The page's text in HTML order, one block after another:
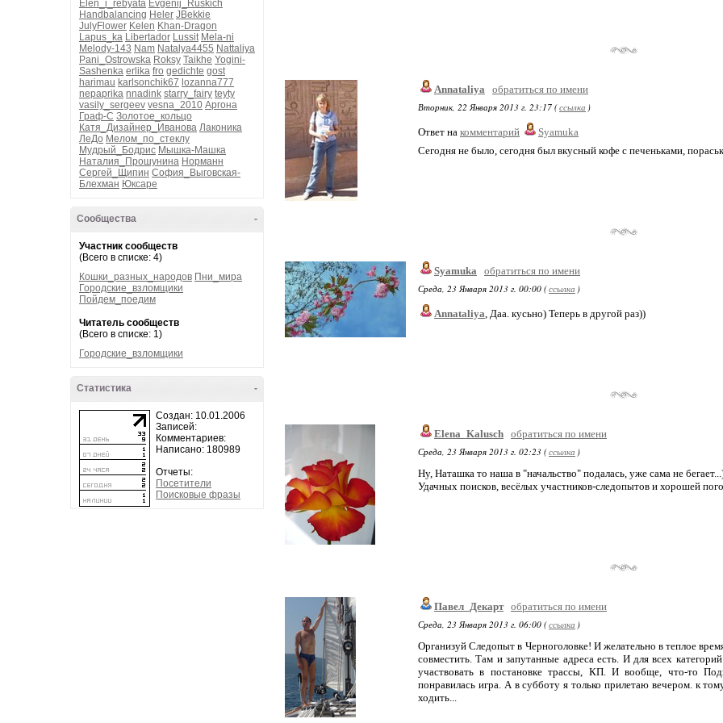
Elen_i_rebyata Evgenij_Ruskich
Handbalancing Heler JBekkie
JulyFlower Kelen Khan-Dragon
Lapus_ka Libertador Lussit Mela-ni
Melody-143 Nam Natalya4455 Nattaliya
Pani_Ostrowska Roksy Taikhe Yogini-
Sashenka erlika fro gedichte gost
harimau karlsonchik67 lozanna777
nepaprika nnadink starry_fairy teyty
vasily_sergeev vesna_2010 Аргона
Граф-С Золотое_кольцо
Катя_Дизайнер_Иванова Лаконика
ЛеДо Мелом_по_стеклу
Мудрый_Бодрис Мышка-Машка
Наталия_Прошунина Норманн
Сергей_Щипин София_Выговская-
Блехман Юксаре
-
Сообщества
Участник сообществ
(Всего в списке: 4)
Кошки_разных_народов Пни_мира
Городские_взломщики
Пойдем_поедим
Читатель сообществ
(Всего в списке: 1)
Городские_взломщики
-
Статистика
Создан: 10.01.2006
Записей:
Комментариев:
Написано: 180989
Отчеты:
Посетители
Поисковые фразы
Annataliya
обратиться по имени
Вторник, 22 Января 2013 г. 23:17 (ссылка )
Ответ на комментарий
Syamuka
Сегодня не было, сегодня был вкусный кофе с печеньками,
Syamuka
обратиться по имени
Среда, 23 Января 2013 г. 00:00 (ссылка )
Annataliya, Даа. кусьно) Теперь в другой раз))
Elena_Kalusch обратиться по имени
Среда, 23 Января 2013 г. 02:23 (ссылка )
Ну, Наташка то наша в "начальство" подалась, уже сама не
Удачных поисков, весёлых участников-следопытов и хорошей
Павел_Декарт обратиться по имени
Среда, 23 Января 2013 г. 06:00 (ссылка )
Организуй Следопыт в Черноголовке! И желательно в теплое
совместить. Там и запутанные адреса есть. И для всех
участвовать в постановке трассы, КП. И вообще, что-то
понравилась игра. А в субботу я только прилетаю вечером. к
ходить...